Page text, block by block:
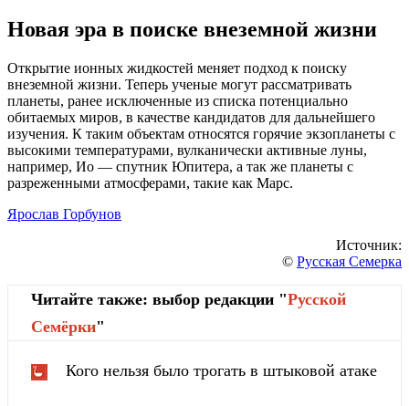
Новая эра в поиске внеземной жизни
Открытие ионных жидкостей меняет подход к поиску
внеземной жизни. Теперь ученые могут рассматривать
планеты, ранее исключенные из списка потенциально
обитаемых миров, в качестве кандидатов для дальнейшего
изучения. К таким объектам относятся горячие экзопланеты с
высокими температурами, вулканически активные луны,
например, Ио — спутник Юпитера, а так же планеты с
разреженными атмосферами, такие как Марс.
Ярослав Горбунов
Источник:
© Русская Семерка
Читайте также: выбор редакции "Русской
Cемёрки"
Кого нельзя было трогать в штыковой атаке